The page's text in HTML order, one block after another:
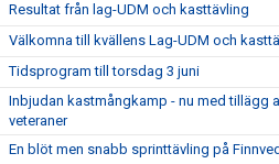
Resultat från lag-UDM och kasttävling
Välkomna till kvällens Lag-UDM och
Tidsprogram till torsdag 3 juni
Inbjudan kastmångkamp - nu med tillägg
veteraner
En blöt men snabb sprinttävling på